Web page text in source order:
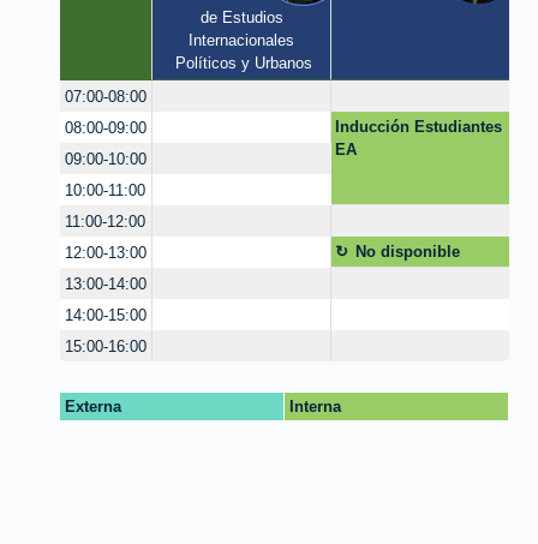
de Estudios
Internacionales
Políticos y Urbanos
07:00-08:00
08:00-09:00
Inducción Estudiantes
EA
09:00-10:00
10:00-11:00
11:00-12:00
12:00-13:00
No disponible
13:00-14:00
14:00-15:00
15:00-16:00
Externa Interna